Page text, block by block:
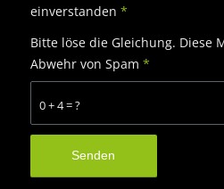
einverstanden *
0 + 4 = ?
Bitte löse die Gleichung. Diese
Abwehr von Spam *